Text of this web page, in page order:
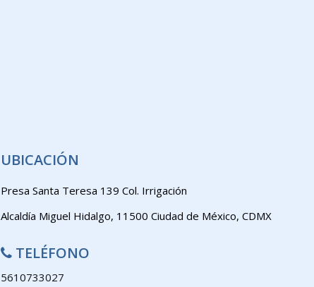
UBICACIÓN
Presa Santa Teresa 139 Col. Irrigación
Alcaldía Miguel Hidalgo, 11500 Ciudad de México, CDMX
TELÉFONO
5610733027